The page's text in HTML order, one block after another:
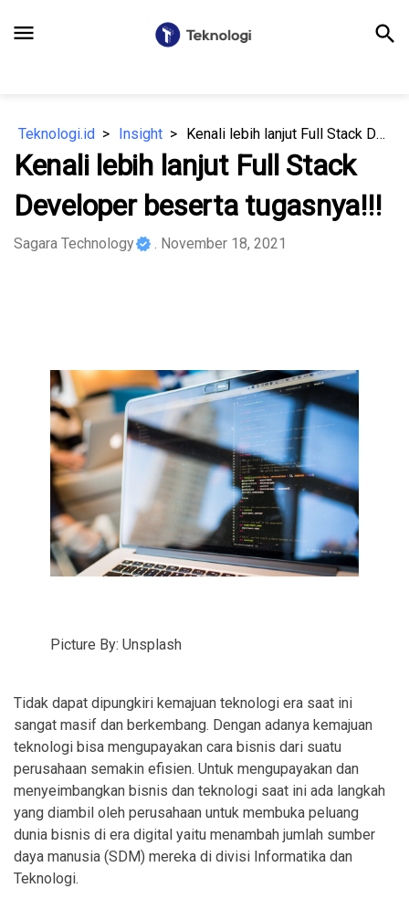
menu search
Teknologi.id Insight Kenali lebih lanjut Full Stack Developer beserta tugasnya!!!
Kenali lebih lanjut Full Stack
Developer beserta tugasnya!!!
Sagara Technology . November 18, 2021
Picture By: Unsplash
Tidak dapat dipungkiri kemajuan teknologi era saat ini
sangat masif dan berkembang. Dengan adanya kemajuan
teknologi bisa mengupayakan cara bisnis dari suatu
perusahaan semakin efisien. Untuk mengupayakan dan
menyeimbangkan bisnis dan teknologi saat ini ada langkah
yang diambil oleh perusahaan untuk membuka peluang
dunia bisnis di era digital yaitu menambah jumlah sumber
daya manusia (SDM) mereka di divisi Informatika dan
Teknologi.